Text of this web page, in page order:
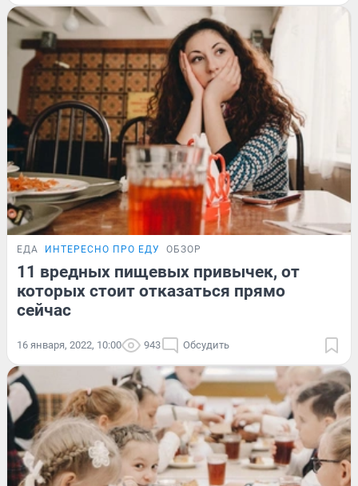
ЕДА ИНТЕРЕСНО ПРО ЕДУ ОБЗОР
11 вредных пищевых привычек, от
которых стоит отказаться прямо
сейчас
16 января, 2022, 10:00 943 Обсудить